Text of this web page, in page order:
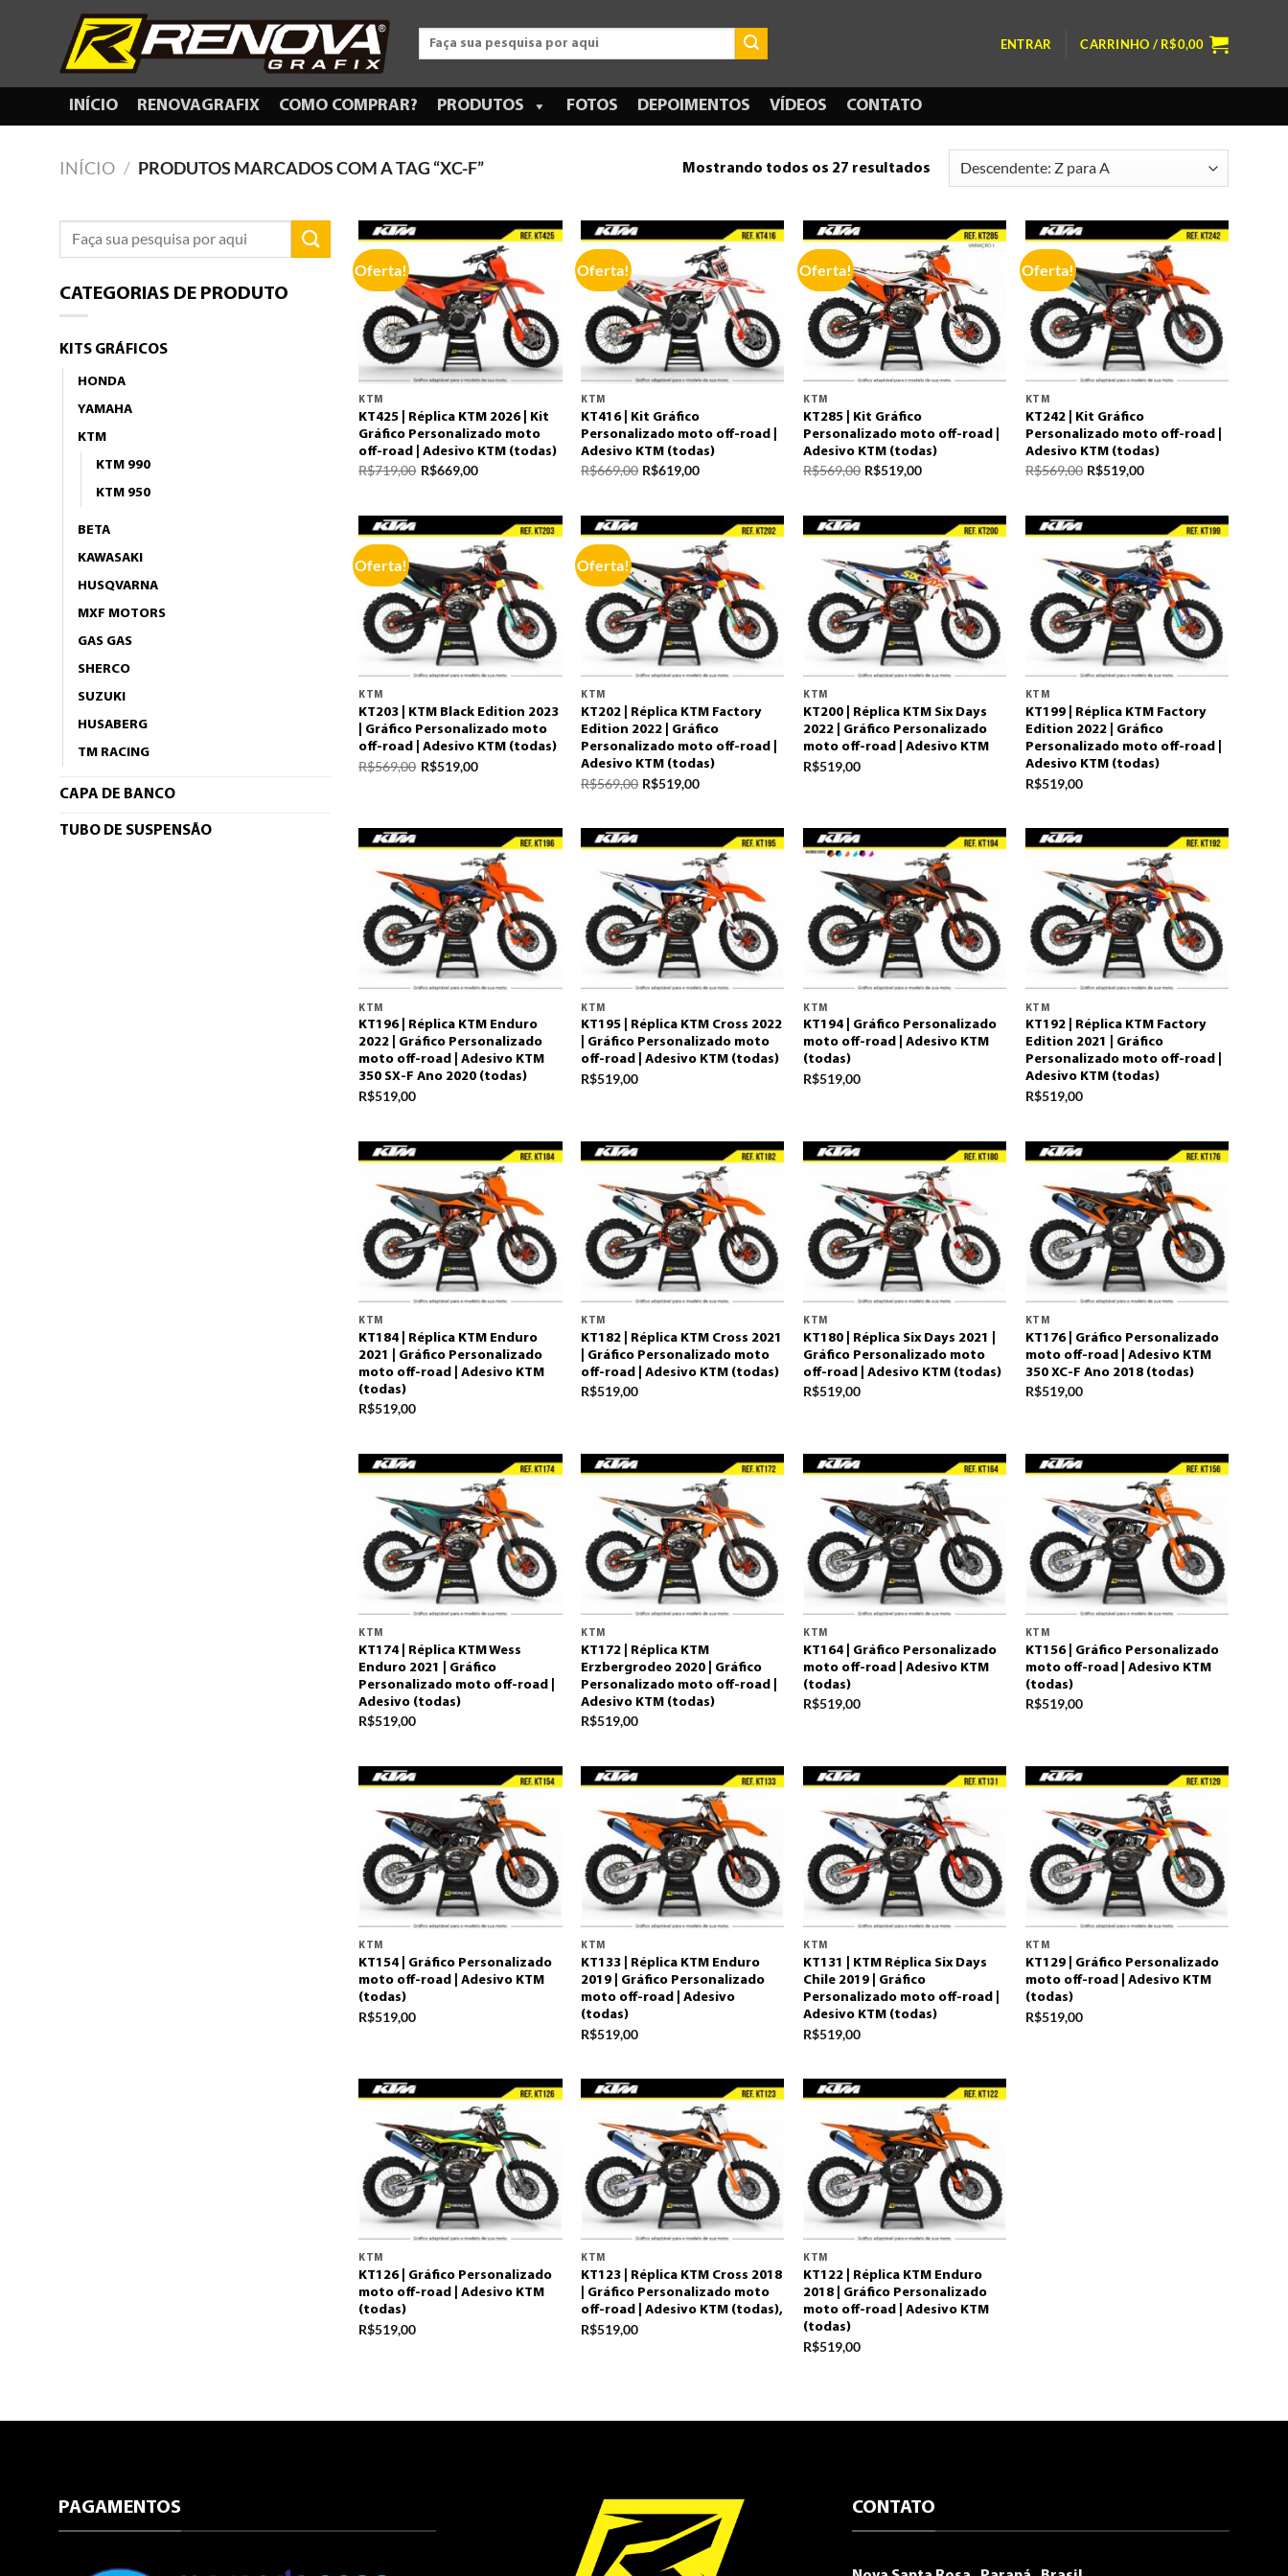
ENTRAR CARRINHO / R$0,00
INÍCIO RENOVAGRAFIX COMO COMPRAR? PRODUTOS FOTOS DEPOIMENTOS VÍDEOS CONTATO
INÍCIO / PRODUTOS MARCADOS COM A TAG “XC-F” Mostrando todos os 27 resultados
Pesquisar
CATEGORIAS DE PRODUTO
KITS GRÁFICOS
HONDA
YAMAHA
KTM
KTM 990
KTM 950
BETA
KAWASAKI
HUSQVARNA
MXF MOTORS
GAS GAS
SHERCO
SUZUKI
HUSABERG
TM RACING
CAPA DE BANCO
TUBO DE SUSPENSÃO
Oferta!
KTM
KT425 | Réplica KTM 2026 | Kit
Gráfico Personalizado moto
off-road | Adesivo KTM (todas)
R$719,00 R$669,00
Oferta!
KTM
KT416 | Kit Gráfico
Personalizado moto off-road |
Adesivo KTM (todas)
R$669,00 R$619,00
Oferta!
KTM
KT285 | Kit Gráfico
Personalizado moto off-road |
Adesivo KTM (todas)
R$569,00 R$519,00
Oferta!
KTM
KT242 | Kit Gráfico
Personalizado moto off-road |
Adesivo KTM (todas)
R$569,00 R$519,00
Oferta!
KTM
KT203 | KTM Black Edition 2023
| Gráfico Personalizado moto
off-road | Adesivo KTM (todas)
R$569,00 R$519,00
Oferta!
KTM
KT202 | Réplica KTM Factory
Edition 2022 | Gráfico
Personalizado moto off-road |
Adesivo KTM (todas)
R$569,00 R$519,00
KTM
KT200 | Réplica KTM Six Days
2022 | Gráfico Personalizado
moto off-road | Adesivo KTM
R$519,00
KTM
KT199 | Réplica KTM Factory
Edition 2022 | Gráfico
Personalizado moto off-road |
Adesivo KTM (todas)
R$519,00
KTM
KT196 | Réplica KTM Enduro
2022 | Gráfico Personalizado
moto off-road | Adesivo KTM
350 SX-F Ano 2020 (todas)
R$519,00
KTM
KT195 | Réplica KTM Cross 2022
| Gráfico Personalizado moto
off-road | Adesivo KTM (todas)
R$519,00
KTM
KT194 | Gráfico Personalizado
moto off-road | Adesivo KTM
(todas)
R$519,00
KTM
KT192 | Réplica KTM Factory
Edition 2021 | Gráfico
Personalizado moto off-road |
Adesivo KTM (todas)
R$519,00
KTM
KT184 | Réplica KTM Enduro
2021 | Gráfico Personalizado
moto off-road | Adesivo KTM
(todas)
R$519,00
KTM
KT182 | Réplica KTM Cross 2021
| Gráfico Personalizado moto
off-road | Adesivo KTM (todas)
R$519,00
KTM
KT180 | Réplica Six Days 2021 |
Gráfico Personalizado moto
off-road | Adesivo KTM (todas)
R$519,00
KTM
KT176 | Gráfico Personalizado
moto off-road | Adesivo KTM
350 XC-F Ano 2018 (todas)
R$519,00
KTM
KT174 | Réplica KTM Wess
Enduro 2021 | Gráfico
Personalizado moto off-road |
Adesivo (todas)
R$519,00
KTM
KT172 | Réplica KTM
Erzbergrodeo 2020 | Gráfico
Personalizado moto off-road |
Adesivo KTM (todas)
R$519,00
KTM
KT164 | Gráfico Personalizado
moto off-road | Adesivo KTM
(todas)
R$519,00
KTM
KT156 | Gráfico Personalizado
moto off-road | Adesivo KTM
(todas)
R$519,00
KTM
KT154 | Gráfico Personalizado
moto off-road | Adesivo KTM
(todas)
R$519,00
KTM
KT133 | Réplica KTM Enduro
2019 | Gráfico Personalizado
moto off-road | Adesivo
(todas)
R$519,00
KTM
KT131 | KTM Réplica Six Days
Chile 2019 | Gráfico
Personalizado moto off-road |
Adesivo KTM (todas)
R$519,00
KTM
KT129 | Gráfico Personalizado
moto off-road | Adesivo KTM
(todas)
R$519,00
KTM
KT126 | Gráfico Personalizado
moto off-road | Adesivo KTM
(todas)
R$519,00
KTM
KT123 | Réplica KTM Cross 2018
| Gráfico Personalizado moto
off-road | Adesivo KTM (todas),
R$519,00
KTM
KT122 | Réplica KTM Enduro
2018 | Gráfico Personalizado
moto off-road | Adesivo KTM
(todas)
R$519,00
PAGAMENTOS CONTATO